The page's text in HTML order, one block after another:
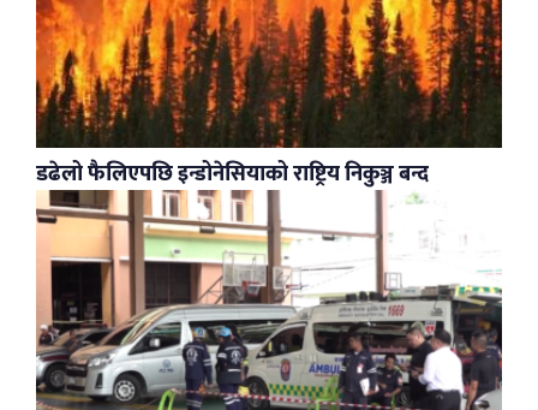
डढेलो फैलिएपछि इन्डोनेसियाको राष्ट्रिय निकुञ्ज बन्द